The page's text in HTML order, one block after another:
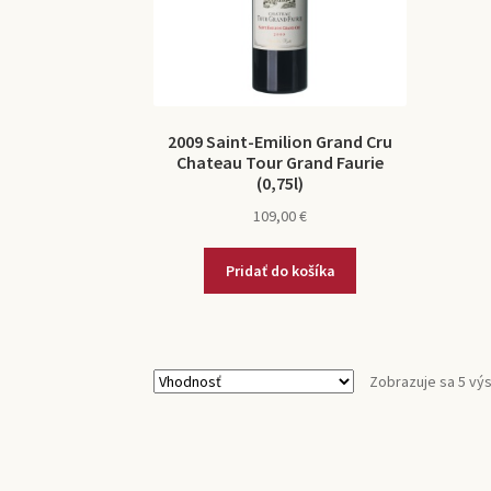
2009 Saint-Emilion Grand Cru
Chateau Tour Grand Faurie
(0,75l)
109,00€
Pridať do košíka
Zobrazuje sa 5